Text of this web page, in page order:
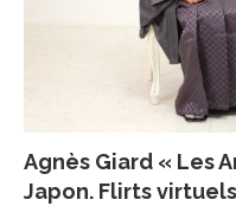
Agnès Giard « Les
Japon. Flirts